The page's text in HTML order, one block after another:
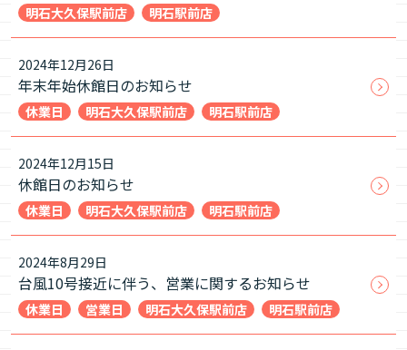
明石大久保駅前店 明石駅前店
2024年12月26日
年末年始休館日のお知らせ
休業日 明石大久保駅前店 明石駅前店
2024年12月15日
休館日のお知らせ
休業日 明石大久保駅前店 明石駅前店
2024年8月29日
台風10号接近に伴う、営業に関するお知らせ
休業日 営業日 明石大久保駅前店 明石駅前店